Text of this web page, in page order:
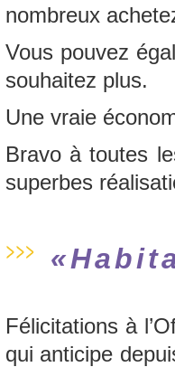
nombreux
Vous pouvez
souhaitez plus.
Une vraie
Bravo à toutes
superbes
Félicitations à
qui anticipe